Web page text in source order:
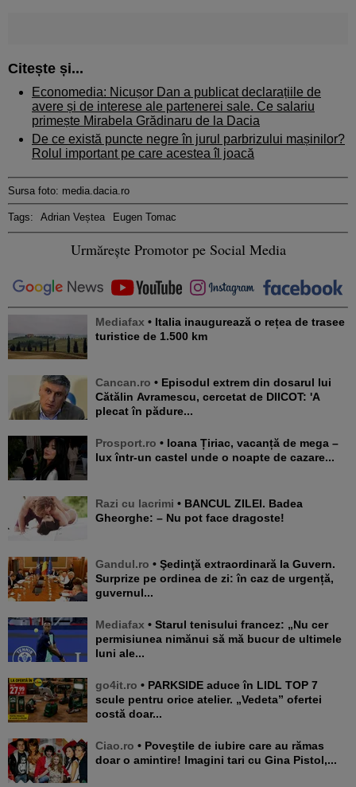
Citește și...
Economedia: Nicușor Dan a publicat declarațiile de
avere și de interese ale partenerei sale. Ce salariu
primește Mirabela Grădinaru de la Dacia
De ce există puncte negre în jurul parbrizului mașinilor?
Rolul important pe care acestea îl joacă
Sursa foto: media.dacia.ro
Tags: Adrian Veștea Eugen Tomac
Urmărește Promotor pe Social Media
Mediafax • Italia inaugurează o rețea de trasee
turistice de 1.500 km
Cancan.ro • Episodul extrem din dosarul lui
Cătălin Avramescu, cercetat de DIICOT: 'A
plecat în pădure...
Prosport.ro • Ioana Țiriac, vacanță de mega –
lux într-un castel unde o noapte de cazare...
Razi cu lacrimi • BANCUL ZILEI. Badea
Gheorghe: – Nu pot face dragoste!
Gandul.ro • Şedinţă extraordinară la Guvern.
Surprize pe ordinea de zi: în caz de urgență,
guvernul...
Mediafax • Starul tenisului francez: „Nu cer
permisiunea nimănui să mă bucur de ultimele
luni ale...
go4it.ro • PARKSIDE aduce în LIDL TOP 7
scule pentru orice atelier. „Vedeta” ofertei
costă doar...
Ciao.ro • Poveştile de iubire care au rămas
doar o amintire! Imagini tari cu Gina Pistol,...